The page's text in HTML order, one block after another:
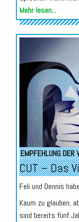
Mehr lesen...
EMPFEHLUNG DER
CUT – Das
Feli und Dennis
Kaum zu glauben,
sind bereits fünf